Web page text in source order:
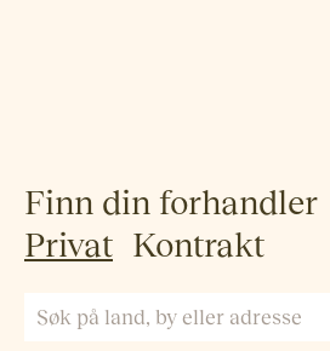
Finn din forhandler
Privat Kontrakt